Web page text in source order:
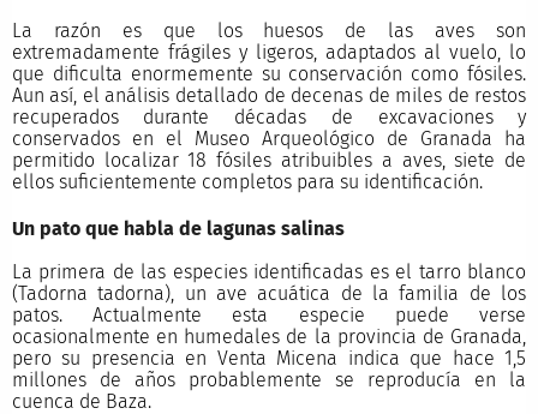
La razón es que los huesos de las aves son
extremadamente frágiles y ligeros, adaptados al vuelo, lo
que dificulta enormemente su conservación como fósiles.
Aun así, el análisis detallado de decenas de miles de restos
recuperados durante décadas de excavaciones y
conservados en el Museo Arqueológico de Granada ha
permitido localizar 18 fósiles atribuibles a aves, siete de
ellos suficientemente completos para su identificación.
Un pato que habla de lagunas salinas
La primera de las especies identificadas es el tarro blanco
(Tadorna tadorna), un ave acuática de la familia de los
patos. Actualmente esta especie puede verse
ocasionalmente en humedales de la provincia de Granada,
pero su presencia en Venta Micena indica que hace 1,5
millones de años probablemente se reproducía en la
cuenca de Baza.